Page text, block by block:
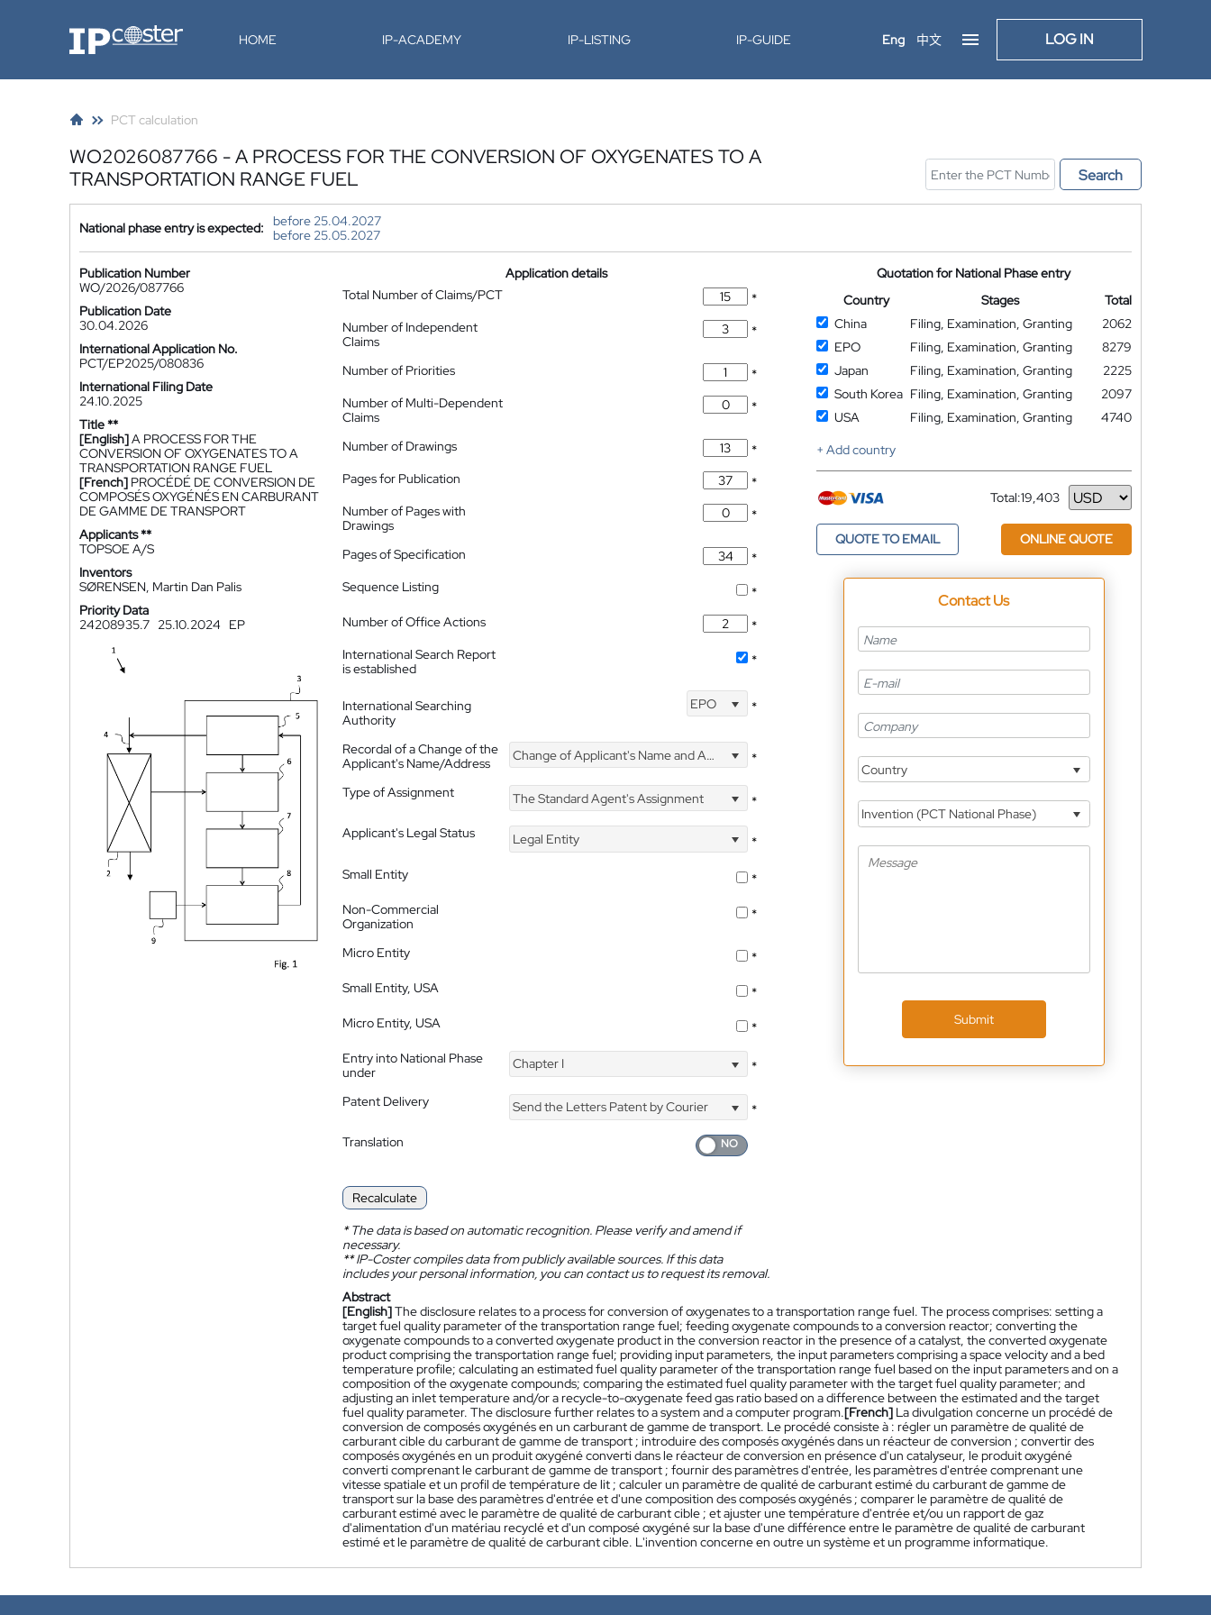
IP-Coster HOME IP-ACADEMY IP-LISTING IP-GUIDE Eng 中文 LOG IN
PCT calculation
WO2026087766 - A PROCESS FOR THE CONVERSION OF OXYGENATES TO A
TRANSPORTATION RANGE FUEL
Search
National phase entry is expected:
before 25.04.2027
before 25.05.2027
Publication Number
WO/2026/087766
Publication Date
30.04.2026
International Application No.
PCT/EP2025/080836
International Filing Date
24.10.2025
Title **
[English]A PROCESS FOR THE
CONVERSION OF OXYGENATES TO A
TRANSPORTATION RANGE FUEL
[French] PROCÉDÉ DE CONVERSION DE
COMPOSÉS OXYGÉNÉS EN CARBURANT
DE GAMME DE TRANSPORT
Applicants **
TOPSOE A/S
Inventors
SØRENSEN, Martin Dan Palis
Priority Data
24208935.7 25.10.2024 EP
Application details
Total Number of Claims/PCT
*
Number of Independent
Claims
*
Number of Priorities
*
Number of Multi-Dependent
Claims
*
Number of Drawings
*
Pages for Publication
*
Number of Pages with
Drawings
*
Pages of Specification
*
Sequence Listing
*
Number of Office Actions
*
International Search Report
is established
*
International Searching
Authority
EPO *
Recordal of a Change of the
Applicant's Name/Address
Change of Applicant's Name and Address *
Type of Assignment The Standard Agent's Assignment
*
Applicant's Legal Status
Legal Entity
*
Small Entity
*
Non-Commercial
Organization
*
Micro Entity
*
Small Entity, USA
*
Micro Entity, USA
*
Entry into National Phase
under
Chapter I *
Patent Delivery Send the Letters Patent by Courier
*
Translation
Recalculate
*The data is based on automatic recognition. Please verify and amend if
necessary.
**IP-Coster compiles data from publicly available sources. If this data
includes your personal information, you can contact us to request its removal.
Quotation for National Phase entry
Country
Stages
Total
China
Filing, Examination, Granting
2062
EPO
Filing, Examination, Granting
8279
Japan
Filing, Examination, Granting
2225
South Korea Filing, Examination, Granting
2097
USA
Filing, Examination, Granting
4740
+ Add country
Total:19,403
Currency
QUOTE TO EMAIL ONLINE QUOTE
Contact Us
Country
Invention (PCT National Phase)
Submit
Abstract
[English]The disclosure relates to a process for conversion of oxygenates to a transportation range fuel. The process comprises: setting a
target fuel quality parameter of the transportation range fuel; feeding oxygenate compounds to a conversion reactor; converting the
oxygenate compounds to a converted oxygenate product in the conversion reactor in the presence of a catalyst, the converted oxygenate
product comprising the transportation range fuel; providing input parameters, the input parameters comprising a space velocity and a bed
temperature profile; calculating an estimated fuel quality parameter of the transportation range fuel based on the input parameters and on a
composition of the oxygenate compounds; comparing the estimated fuel quality parameter with the target fuel quality parameter; and
adjusting an inlet temperature and/or a recycle-to-oxygenate feed gas ratio based on a difference between the estimated and the target
fuel quality parameter. The disclosure further relates to a system and a computer program.[French] La divulgation concerne un procédé de
conversion de composés oxygénés en un carburant de gamme de transport. Le procédé consiste à : régler un paramètre de qualité de
carburant cible du carburant de gamme de transport ; introduire des composés oxygénés dans un réacteur de conversion ; convertir des
composés oxygénés en un produit oxygéné converti dans le réacteur de conversion en présence d'un catalyseur, le produit oxygéné
converti comprenant le carburant de gamme de transport ; fournir des paramètres d'entrée, les paramètres d'entrée comprenant une
vitesse spatiale et un profil de température de lit ; calculer un paramètre de qualité de carburant estimé du carburant de gamme de
transport sur la base des paramètres d'entrée et d'une composition des composés oxygénés ; comparer le paramètre de qualité de
carburant estimé avec le paramètre de qualité de carburant cible ; et ajuster une température d'entrée et/ou un rapport de gaz
d'alimentation d'un matériau recyclé et d'un composé oxygéné sur la base d'une différence entre le paramètre de qualité de carburant
estimé et le paramètre de qualité de carburant cible. L'invention concerne en outre un système et un programme informatique.